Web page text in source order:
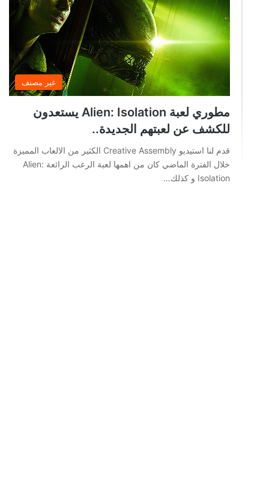
غير مصنف
مطوري لعبة Alien: Isolation يستعدون
للكشف عن لعبتهم الجديدة..
قدم لنا استيديو Creative Assembly الكثير من الالعاب المميزة
خلال الفترة الماضي كان من اهمها لعبة الرعب الرائعة Alien:
Isolation و كذلك…